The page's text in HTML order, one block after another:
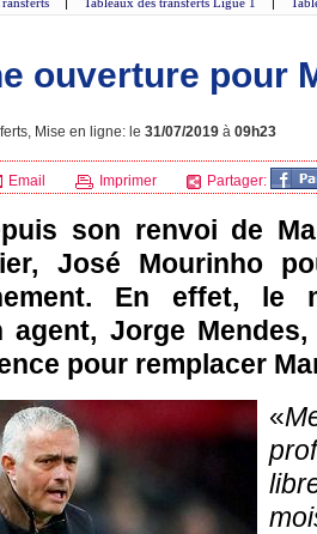
ouverture pour
Mise en ligne: le 31/07/2019 à 09h23
Email Imprimer Partager:
son renvoi de
José Mourinho
En effet, le
agent, Jorge
pour remplacer
«